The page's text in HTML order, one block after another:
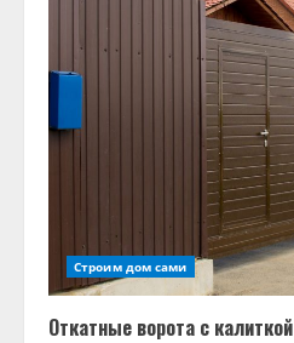
т
е
е Строим дом сами
Откатные ворота с калиткой